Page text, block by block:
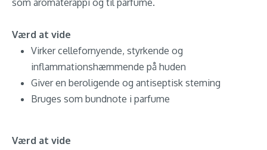
som aromaterappi og til parfume.
Værd at vide
Virker cellefornyende, styrkende og
inflammationshæmmende på huden
Giver en beroligende og antiseptisk steming
Bruges som bundnote i parfume
Værd at vide